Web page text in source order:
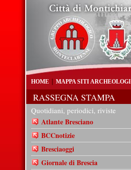
HOME MAPPA SITI
RASSEGNA STAMPA
Quotidiani, periodici, riviste
Atlante Bresciano
BCCnotizie
Bresciaoggi
Giornale di Brescia